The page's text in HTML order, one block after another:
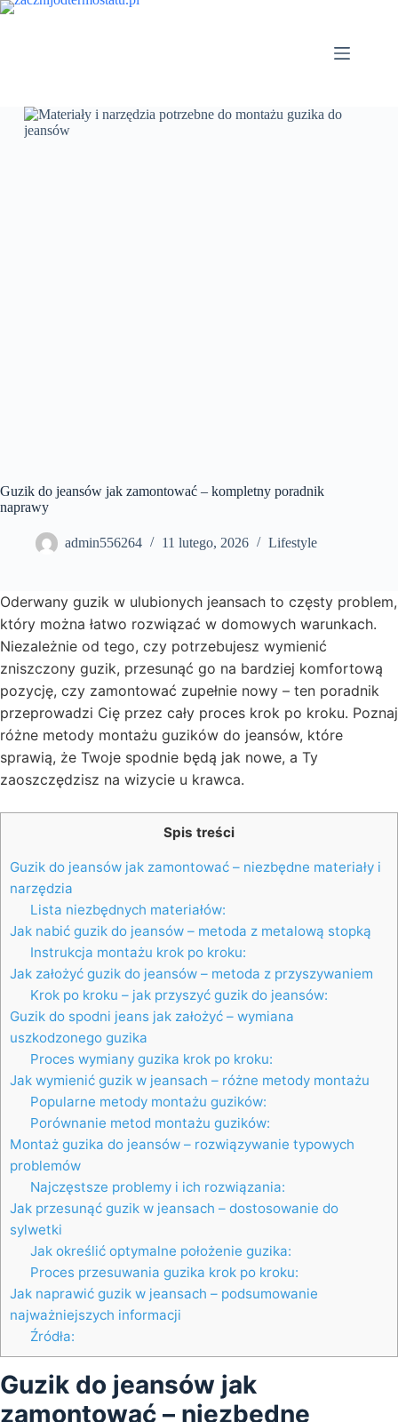
Przejdź
Guzik do jeansów jak zamontować – kompletny poradnik
naprawy
admin556264 11 lutego, 2026 Lifestyle
Oderwany guzik w ulubionych jeansach to częsty problem,
który można łatwo rozwiązać w domowych warunkach.
Niezależnie od tego, czy potrzebujesz wymienić
zniszczony guzik, przesunąć go na bardziej komfortową
pozycję, czy zamontować zupełnie nowy – ten poradnik
przeprowadzi Cię przez cały proces krok po kroku. Poznaj
różne metody montażu guzików do jeansów, które
sprawią, że Twoje spodnie będą jak nowe, a Ty
zaoszczędzisz na wizycie u krawca.
Spis treści
Guzik do jeansów jak zamontować – niezbędne materiały i
narzędzia
Lista niezbędnych materiałów:
Jak nabić guzik do jeansów – metoda z metalową stopką
Instrukcja montażu krok po kroku:
Jak założyć guzik do jeansów – metoda z przyszywaniem
Krok po kroku – jak przyszyć guzik do jeansów:
Guzik do spodni jeans jak założyć – wymiana
uszkodzonego guzika
Proces wymiany guzika krok po kroku:
Jak wymienić guzik w jeansach – różne metody montażu
Popularne metody montażu guzików:
Porównanie metod montażu guzików:
Montaż guzika do jeansów – rozwiązywanie typowych
problemów
Najczęstsze problemy i ich rozwiązania:
Jak przesunąć guzik w jeansach – dostosowanie do
sylwetki
Jak określić optymalne położenie guzika:
Proces przesuwania guzika krok po kroku:
Jak naprawić guzik w jeansach – podsumowanie
najważniejszych informacji
Źródła:
Guzik do jeansów jak
zamontować – niezbędne